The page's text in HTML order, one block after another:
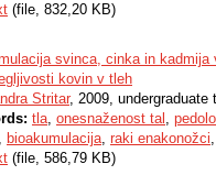
(file, 832,20 KB)
svinca, cinka in kadmija
kovin v tleh
Stritar, 2009, undergraduate
tla, onesnaženost tal ,
, bioakumulacija, raki enakonožci
(file, 586,79 KB)